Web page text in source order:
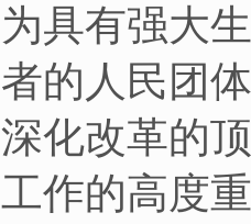
为具有强大
者的人民团
深化改革的
工作的高度